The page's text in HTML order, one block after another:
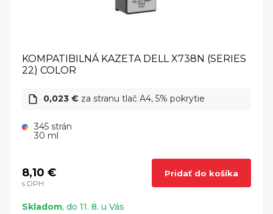
KOMPATIBILNÁ KAZETA DELL X738N (SERIES
22) COLOR
0,023 € za stranu tlač A4, 5% pokrytie
345 strán
30 ml
8,10 €
s DPH
Pridať do košíka
Skladom, do 11. 8. u Vás